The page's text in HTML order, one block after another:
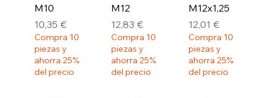
M10
Precio
10,35 €
Compra 10
piezas y
ahorra 25%
del precio
M12
Precio
12,83 €
Compra 10
piezas y
ahorra 25%
del precio
M12x1,25
Precio
12,01 €
Compra 10
piezas y
ahorra 25%
del precio